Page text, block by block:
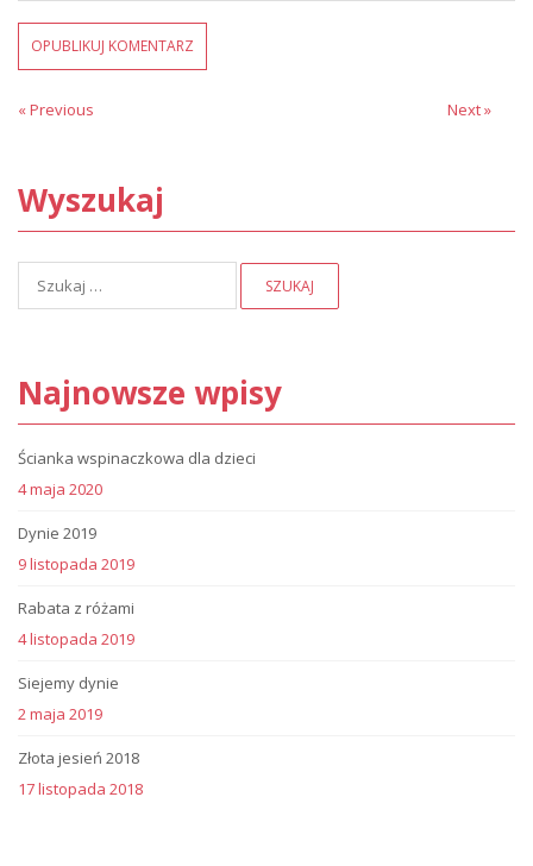
Nawigacja
« Previous Next »
Wyszukaj
Najnowsze wpisy
Ścianka wspinaczkowa dla dzieci
4 maja 2020
Dynie 2019
9 listopada 2019
Rabata z różami
4 listopada 2019
Siejemy dynie
2 maja 2019
Złota jesień 2018
17 listopada 2018